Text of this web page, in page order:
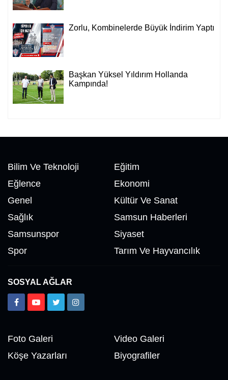
Zorlu, Kombinelerde Büyük İndirim Yaptı
Başkan Yüksel Yıldırım Hollanda
Kampında!
Bilim Ve Teknoloji
Eğitim
Eğlence
Ekonomi
Genel
Kültür Ve Sanat
Sağlık
Samsun Haberleri
Samsunspor
Siyaset
Spor
Tarım Ve Hayvancılık
SOSYAL AĞLAR
Foto Galeri
Video Galeri
Köşe Yazarları
Biyografiler